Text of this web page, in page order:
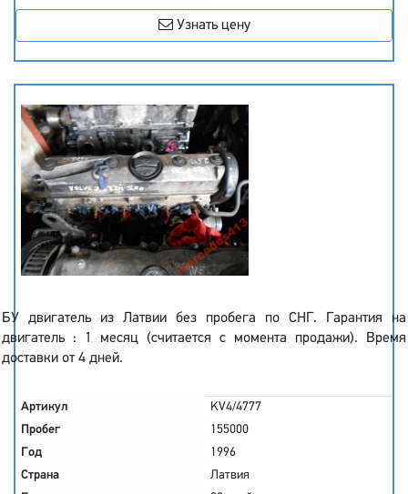
Узнать цену
БУ двигатель из Латвии без пробега по СНГ. Гарантия на
двигатель : 1 месяц (считается с момента продажи). Время
доставки от 4 дней.
Артикул
KV4/4777
Пробег
155000
Год
1996
Страна
Латвия